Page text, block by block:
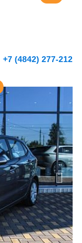
+7 (4842) 277-212